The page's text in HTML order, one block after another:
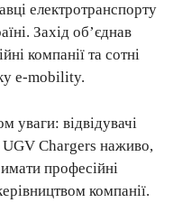
електротранспорту
Захід об’єднав
компанії та сотні
e-mobility.
уваги: відвідувачі
Chargers наживо,
професійні
компанії.